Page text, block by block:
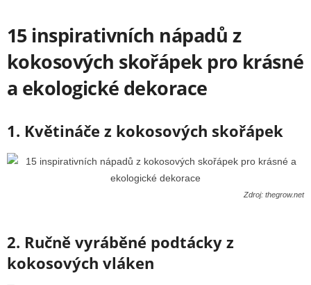
15 inspirativních nápadů z
kokosových skořápek pro krásné
a ekologické dekorace
1. Květináče z kokosových skořápek
Zdroj: thegrow.net
2. Ručně vyráběné podtácky z
kokosových vláken